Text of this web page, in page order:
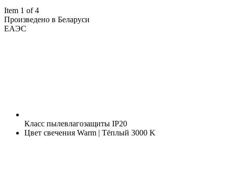
Item 1 of 4
Произведено в Беларуси
ЕАЭС
Класс пылевлагозащиты IP20
Цвет свечения Warm | Тёплый 3000 K